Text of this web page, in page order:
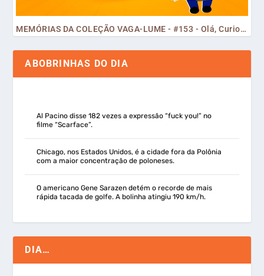
MEMÓRIAS DA COLEÇÃO VAGA-LUME - #153 - Olá, Curiosos! 2023
ABOBRINHAS DO DIA
Al Pacino disse 182 vezes a expressão “fuck you!” no
filme “Scarface”.
Chicago, nos Estados Unidos, é a cidade fora da Polônia
com a maior concentração de poloneses.
O americano Gene Sarazen detém o recorde de mais
rápida tacada de golfe. A bolinha atingiu 190 km/h.
DIA…